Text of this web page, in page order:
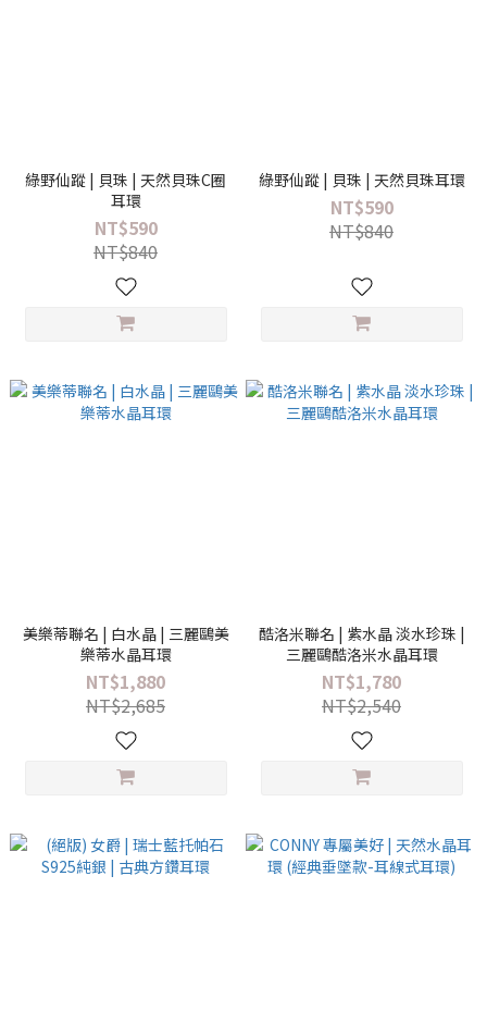
綠野仙蹤 | 貝珠 | 天然貝珠C圈
耳環
NT$590
NT$840
綠野仙蹤 | 貝珠 | 天然貝珠耳環
NT$590
NT$840
美樂蒂聯名 | 白水晶 | 三麗鷗美
樂蒂水晶耳環
NT$1,880
NT$2,685
酷洛米聯名 | 紫水晶 淡水珍珠 |
三麗鷗酷洛米水晶耳環
NT$1,780
NT$2,540